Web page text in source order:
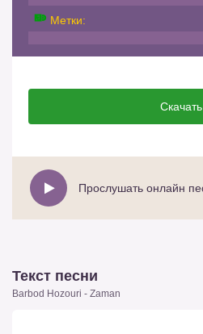
Метки:
Скачать
Текст песни
Barbod Hozouri - Zaman